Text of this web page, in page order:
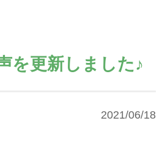
を更新しました♪
2021/06/18